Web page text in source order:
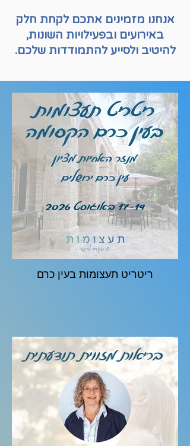
אנחנו מזמינים אתכם לקחת חלק
באירועים ובפעילויות השונות,
להיטיב ולסייע להתמודדות שלכם.
ריטריט תעצומות בעין כרם